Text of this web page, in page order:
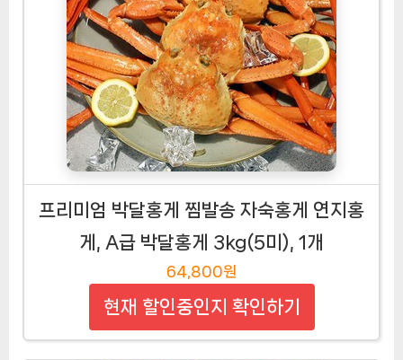
프리미엄 박달홍게 찜발송 자숙홍게 연지홍
게, A급 박달홍게 3kg(5미), 1개
64,800원
현재 할인중인지 확인하기